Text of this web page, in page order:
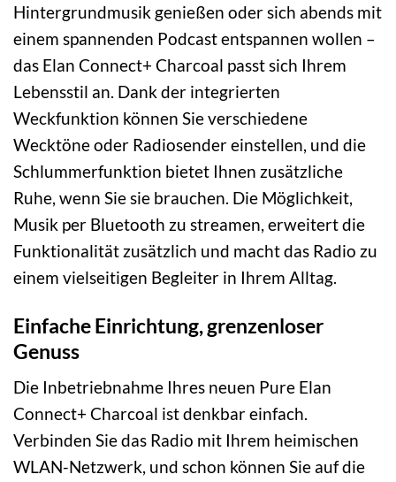
Hintergrundmusik genießen oder sich abends mit
einem spannenden Podcast entspannen wollen –
das Elan Connect+ Charcoal passt sich Ihrem
Lebensstil an. Dank der integrierten
Weckfunktion können Sie verschiedene
Wecktöne oder Radiosender einstellen, und die
Schlummerfunktion bietet Ihnen zusätzliche
Ruhe, wenn Sie sie brauchen. Die Möglichkeit,
Musik per Bluetooth zu streamen, erweitert die
Funktionalität zusätzlich und macht das Radio zu
einem vielseitigen Begleiter in Ihrem Alltag.
Einfache Einrichtung, grenzenloser
Genuss
Die Inbetriebnahme Ihres neuen Pure Elan
Connect+ Charcoal ist denkbar einfach.
Verbinden Sie das Radio mit Ihrem heimischen
WLAN-Netzwerk, und schon können Sie auf die